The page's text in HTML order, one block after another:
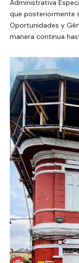
Administrativa
que posteriormente
Oportunidades y
manera continua